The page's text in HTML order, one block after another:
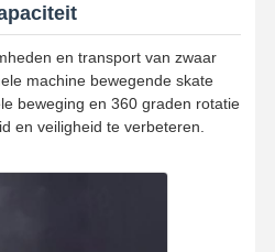
en transport van zwaar
machine bewegende skate
beweging en 360 graden rotatie
en veiligheid te verbeteren.